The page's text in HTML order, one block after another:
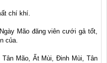
chí khí.
Mão đăng viên cưới gả tốt,
của.
Mão, Ất Mùi, Đinh Mùi, Tân